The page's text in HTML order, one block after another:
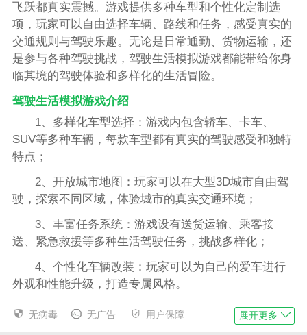
飞跃都真实震撼。游戏提供多种车型和个性化定制选
项，玩家可以自由选择车辆、路线和任务，感受真实的
交通规则与驾驶乐趣。无论是日常通勤、货物运输，还
是参与各种驾驶挑战，驾驶生活模拟游戏都能带给你身
临其境的驾驶体验和多样化的生活冒险。
驾驶生活模拟游戏介绍
1、多样化车型选择：游戏内包含轿车、卡车、
SUV等多种车辆，每款车型都有真实的驾驶感受和独特
特点；
2、开放城市地图：玩家可以在大型3D城市自由驾
驶，探索不同区域，体验城市的真实交通环境；
3、丰富任务系统：游戏设有送货运输、乘客接
送、紧急救援等多种生活驾驶任务，挑战多样化；
4、个性化车辆改装：玩家可以为自己的爱车进行
外观和性能升级，打造专属风格。
驾驶生活模拟游戏特色
无病毒 无广告 用户保障 展开更多